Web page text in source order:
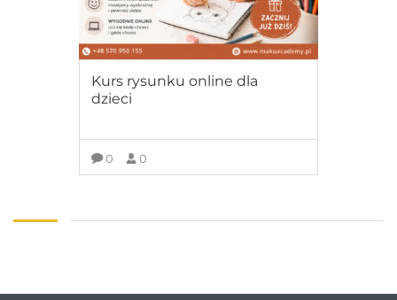
Kurs rysunku online dla
dzieci
0 0